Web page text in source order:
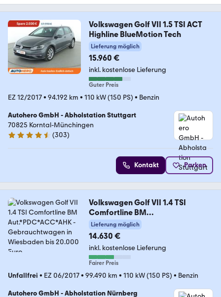
Volkswagen Golf VII 1.5 TSI ACT
Highline BlueMotion Tech
Lieferung möglich
15.960 €
inkl. kostenlose Lieferung
Guter Preis
EZ 12/2017• 94.192 km • 110 kW (150 PS) • Benzin
Autohero GmbH - Abholstation Stuttgart
70825 Korntal-Münchingen
4.4 Sterne
(303)
Kontakt Parken
Volkswagen Golf VII 1.4 TSI
Comfortline BM
Aut.*PDC*ACC*AHK
Lieferung möglich
14.630 €
inkl. kostenlose Lieferung
Fairer Preis
Unfallfrei • EZ 06/2017• 99.490 km • 110 kW (150 PS) • Benzin
Autohero GmbH - Abholstation Nürnberg